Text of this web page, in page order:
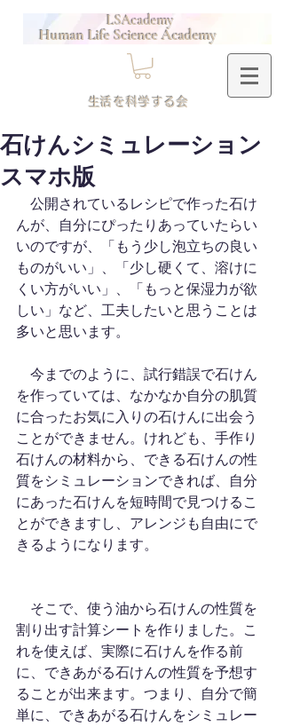
Human Life Science Academy
LSAcademy
​生活を科学する会
石けんシミュレーション
スマホ版
公開されているレシピで作った石け
んが、自分にぴったりあっていたらい
いのですが、「もう少し泡立ちの良い
ものがいい」、「少し硬くて、溶けに
くい方がいい」、「もっと保湿力が欲
しい」など、工夫したいと思うことは
多いと思います。
今までのように、試行錯誤で石けん
を作っていては、なかなか自分の肌質
に合ったお気に入りの石けんに出会う
ことができません。けれども、手作り
石けんの材料から、できる石けんの性
質をシミュレーションできれば、自分
にあった石けんを短時間で見つけるこ
とができますし、アレンジも自由にで
きるようになります。
そこで、使う油から石けんの性質を
割り出す計算シートを作りました。こ
れを使えば、実際に石けんを作る前
に、できあがる石けんの性質を予想す
ることが出来ます。つまり、自分で簡
単に、できあがる石けんをシミュレー